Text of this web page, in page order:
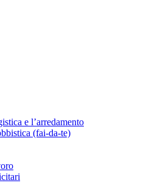
e l’arredamento
(fai-da-te)